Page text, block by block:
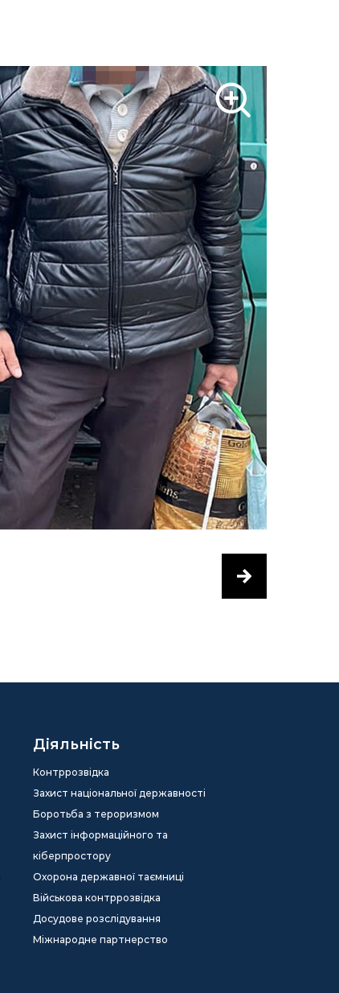
Діяльність
Контррозвідка
Захист національної державності
Боротьба з тероризмом
Захист інформаційного та
кіберпростору
Охорона державної таємниці
Військова контррозвідка
Досудове розслідування
Міжнародне партнерство